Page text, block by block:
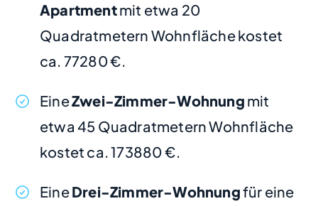
Apartmentmit etwa 20
Quadratmetern Wohnfläche kostet
ca. 77280 €.
EineZwei-Zimmer-Wohnung mit
etwa 45 Quadratmetern Wohnfläche
kostet ca. 173880 €.
EineDrei-Zimmer-Wohnungfür eine